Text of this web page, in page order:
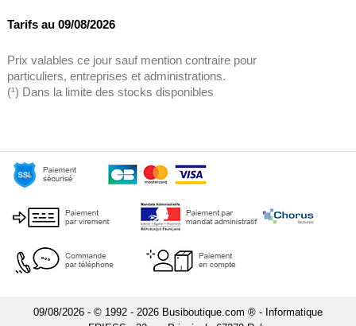
Tarifs au 09/08/2026
Prix valables ce jour sauf mention contraire pour
particuliers, entreprises et administrations.
(¹) Dans la limite des stocks disponibles
09/08/2026 - © 1992 - 2026 Busiboutique.com ® - Informatique